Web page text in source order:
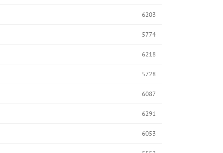
6203
5774
6218
5728
6087
6291
6053